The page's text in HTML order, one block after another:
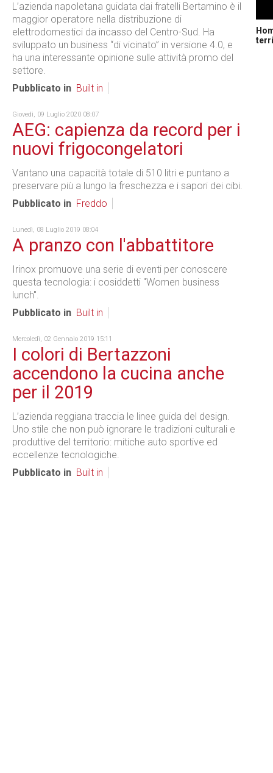
L’azienda napoletana guidata dai fratelli Bertamino è il
maggior operatore nella distribuzione di
elettrodomestici da incasso del Centro-Sud. Ha
sviluppato un business “di vicinato” in versione 4.0, e
ha una interessante opinione sulle attività promo del
settore.
Pubblicato in Built in
Giovedì, 09 Luglio 2020 08:07
AEG: capienza da record per i
nuovi frigocongelatori
Vantano una capacità totale di 510 litri e puntano a
preservare più a lungo la freschezza e i sapori dei cibi.
Pubblicato in Freddo
Lunedì, 08 Luglio 2019 08:04
A pranzo con l'abbattitore
Irinox promuove una serie di eventi per conoscere
questa tecnologia: i cosiddetti "Women business
lunch".
Pubblicato in Built in
Mercoledì, 02 Gennaio 2019 15:11
I colori di Bertazzoni
accendono la cucina anche
per il 2019
L’azienda reggiana traccia le linee guida del design.
Uno stile che non può ignorare le tradizioni culturali e
produttive del territorio: mitiche auto sportive ed
eccellenze tecnologiche.
Pubblicato in Built in